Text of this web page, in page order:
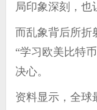
局印象深刻，也
而乱象背后所折
“学习欧美比特
决心。
资料显示，全球